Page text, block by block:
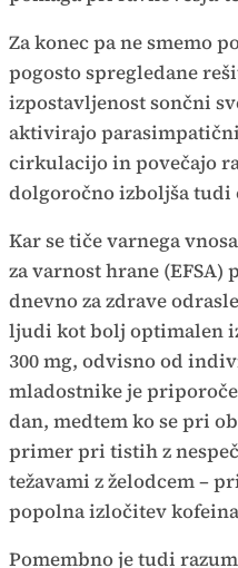
Za konec pa ne smemo
pogosto spregledane
izpostavljenost sončni
aktivirajo
cirkulacijo in povečajo
dolgoročno izboljša tudi
Kar se tiče varnega
za varnost hrane
dnevno za zdrave
ljudi kot bolj optimalen
300 mg, odvisno od
mladostnike je
dan, medtem ko se pri
primer pri tistih z
težavami z želodcem –
popolna izločitev
Pomembno je tudi